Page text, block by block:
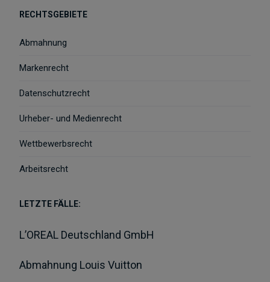
RECHTSGEBIETE
Abmahnung
Markenrecht
Datenschutzrecht
Urheber- und Medienrecht
Wettbewerbsrecht
Arbeitsrecht
LETZTE FÄLLE:
L’OREAL Deutschland GmbH
Abmahnung Louis Vuitton